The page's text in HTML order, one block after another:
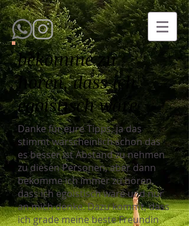
bekomme zu
hören, dass ich
egoistisch wäre
Danke für eure Tipps, ja das
stimmt warscheinlich schon das
es besser ist Abstand zu nehmen
zu diesen Personen, aber dann
bekomme ich immer zu hören,
dass ich egoistisch wäre und nur
an mich denke. Dazu kommt, dass
ich grade meine beste Freundin